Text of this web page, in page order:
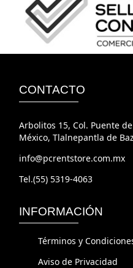
México, Tlalnepantla de Baz
info@pcrentstore.com.mx
Tel.(55) 5319-4063
Aviso de Privacidad